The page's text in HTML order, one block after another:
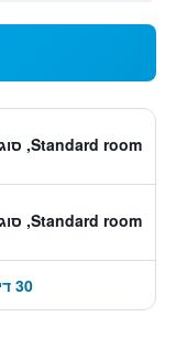
Standard room, סוג המיטה לא ידוע
Standard room, סוג המיטה לא ידוע
30 דילים נוספים החל מ-₪359